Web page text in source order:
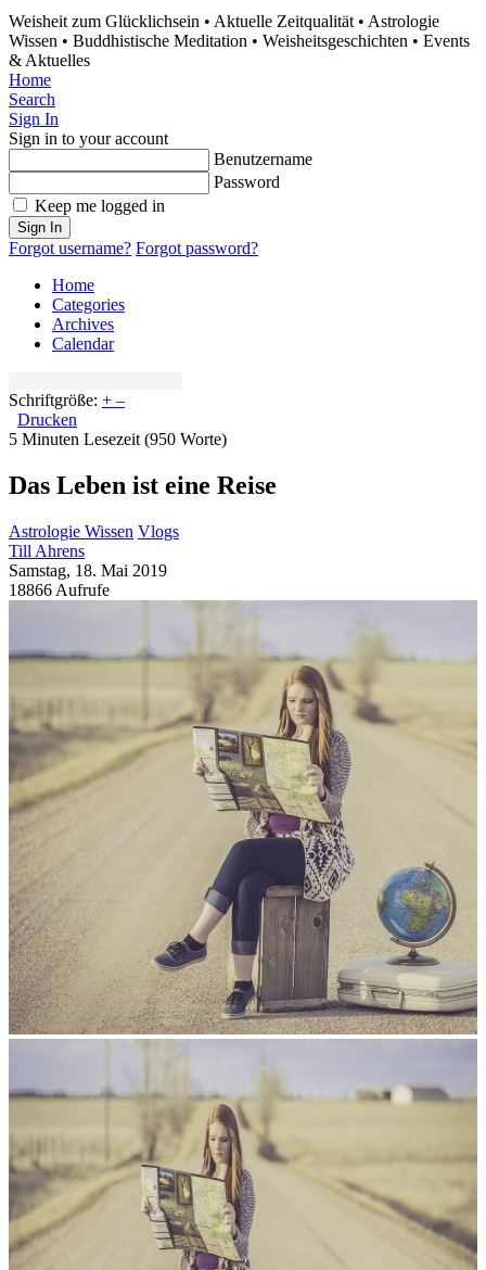
Weisheit zum Glücklichsein • Aktuelle Zeitqualität • Astrologie
Wissen • Buddhistische Meditation • Weisheitsgeschichten • Events
& Aktuelles
Home
Search
Sign In
Sign in to your account
Benutzername
Password
Keep me logged in
Sign In
Forgot username? Forgot password?
Home
Categories
Archives
Calendar
Schriftgröße: + –
Drucken
5 Minuten Lesezeit (950 Worte)
Das Leben ist eine Reise
Astrologie Wissen Vlogs
Till Ahrens
Samstag, 18. Mai 2019
18866 Aufrufe